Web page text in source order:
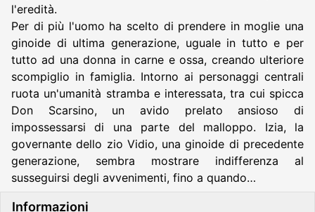
l'eredità.
Per di più l'uomo ha scelto di prendere in moglie una
ginoide di ultima generazione, uguale in tutto e per
tutto ad una donna in carne e ossa, creando ulteriore
scompiglio in famiglia. Intorno ai personaggi centrali
ruota un'umanità stramba e interessata, tra cui spicca
Don Scarsino, un avido prelato ansioso di
impossessarsi di una parte del malloppo. Izia, la
governante dello zio Vidio, una ginoide di precedente
generazione, sembra mostrare indifferenza al
susseguirsi degli avvenimenti, fino a quando…
Informazioni